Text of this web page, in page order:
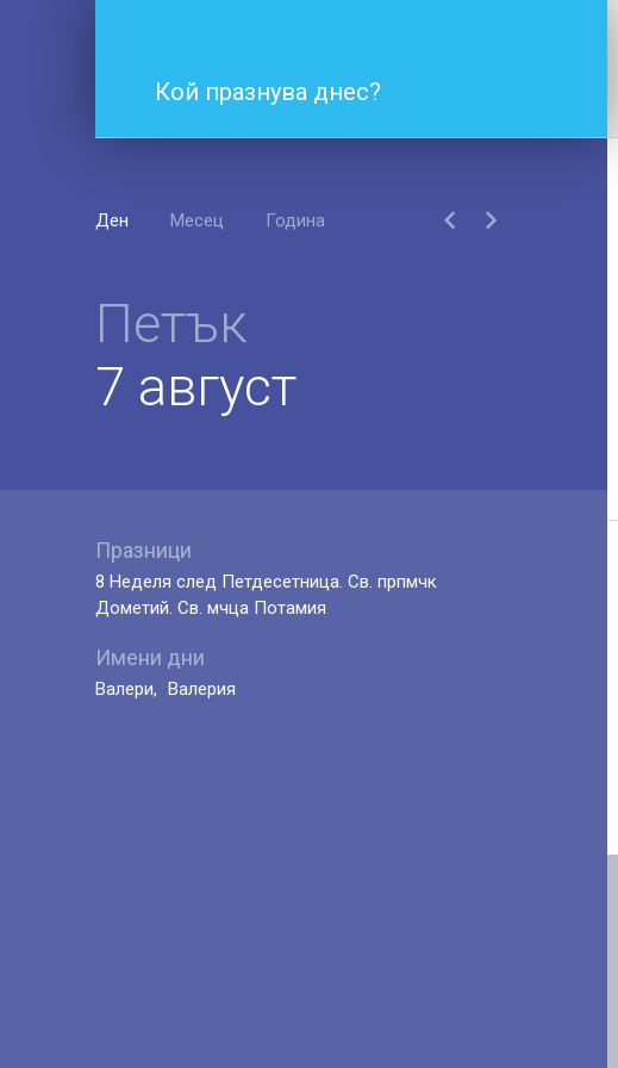
Кой празнува днес?
Ден Месец Година
Петък
7 август
Празници
8 Неделя след Петдесетница. Св. прпмчк
Дометий. Св. мчца Потамия
Имени дни
Валери Валерия